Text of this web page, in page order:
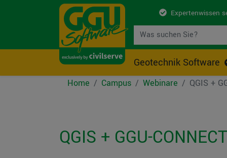
Expertenwissen
Geotechnik Software
Home Campus Webinare QGIS +
QGIS + GGU-